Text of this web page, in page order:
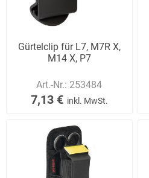
Gürtelclip für L7, M7R X,
M14 X, P7
Art.-Nr.: 253484
7,13 € inkl. MwSt.